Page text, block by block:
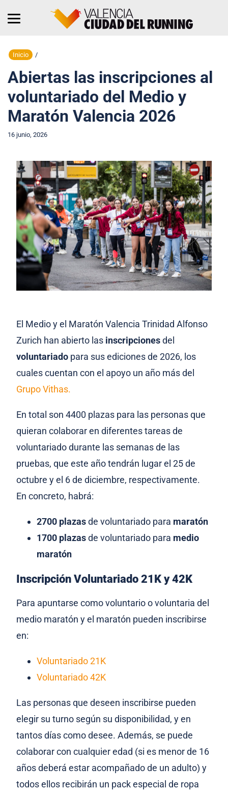
Inicio /
Abiertas las inscripciones al
voluntariado del Medio y
Maratón Valencia 2026
16 junio, 2026
El Medio y el Maratón Valencia Trinidad Alfonso
Zurich han abierto las inscripcionesdel
voluntariado para sus ediciones de 2026, los
cuales cuentan con el apoyo un año más del
Grupo Vithas.
En total son 4400 plazas para las personas que
quieran colaborar en diferentes tareas de
voluntariado durante las semanas de las
pruebas, que este año tendrán lugar el 25 de
octubre y el 6 de diciembre, respectivamente.
En concreto, habrá:
2700 plazasde voluntariado para maratón
1700 plazasde voluntariado para medio
maratón
Inscripción Voluntariado 21K y 42K
Para apuntarse como voluntario o voluntaria del
medio maratón y el maratón pueden inscribirse
en:
Voluntariado 21K
Voluntariado 42K
Las personas que deseen inscribirse pueden
elegir su turno según su disponibilidad, y en
tantos días como desee. Además, se puede
colaborar con cualquier edad (si es menor de 16
años deberá estar acompañado de un adulto) y
todos ellos recibirán un pack especial de ropa